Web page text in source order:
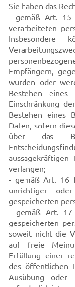
Sie haben das
- gemäß Art. 15
verarbeiteten
Empfängern,
wurden oder
Bestehen eines
Einschränkung
Bestehen eines
Daten, sofern
über das
verlangen;
- gemäß Art. 16
unrichtiger
gespeicherten
- gemäß Art. 17
gespeicherten
soweit nicht die
auf freie
Erfüllung einer
des öffentlichen
Ausübung oder